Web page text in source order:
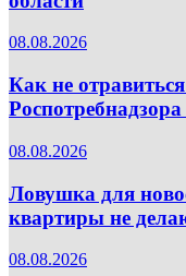
08.08.2026
Как не
08.08.2026
Ловушка для
квартиры не
08.08.2026